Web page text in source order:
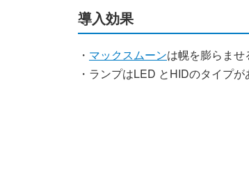
導入効果
・ マックスムーンは幌を膨らま
・ランプはLED とHIDのタイプが